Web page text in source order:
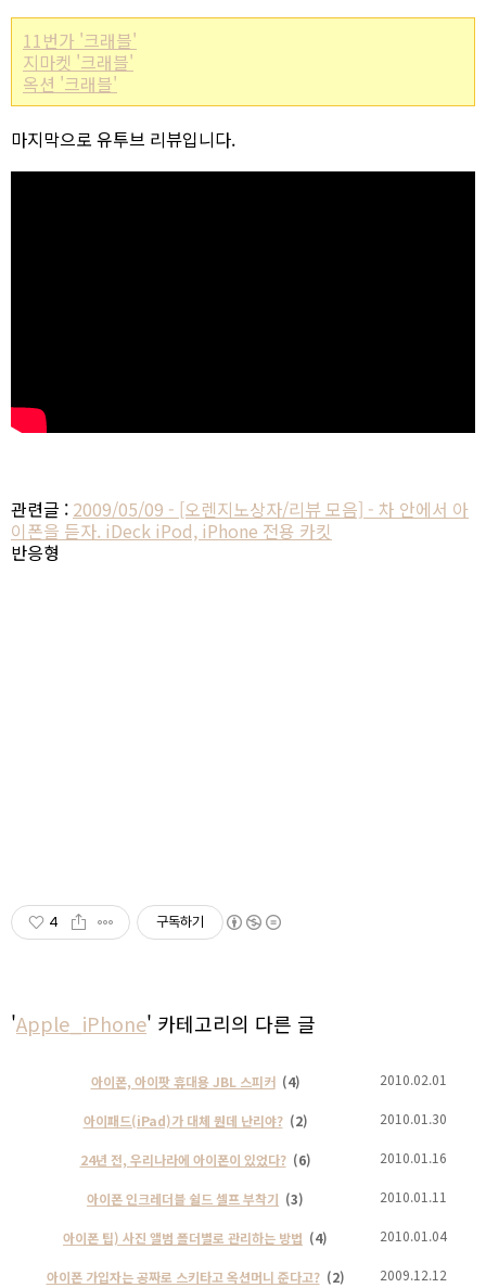
11번가 '크래블'
지마켓 '크래블'
옥션 '크래블'
마지막으로 유투브 리뷰입니다.
관련글 : 2009/05/09 - [오렌지노상자/리뷰 모음] - 차 안에서 아
이폰을 듣자. iDeck iPod, iPhone 전용 카킷
반응형
4 구독하기
'Apple_iPhone' 카테고리의 다른 글
아이폰, 아이팟 휴대용 JBL 스피커 (4) 2010.02.01
아이패드(iPad)가 대체 뭔데 난리야? (2) 2010.01.30
24년 전, 우리나라에 아이폰이 있었다? (6) 2010.01.16
아이폰 인크레더블 쉴드 셀프 부착기 (3) 2010.01.11
아이폰 팁) 사진 앨범 폴더별로 관리하는 방법 (4) 2010.01.04
아이폰 가입자는 공짜로 스키타고 옥션머니 준다고? (2) 2009.12.12